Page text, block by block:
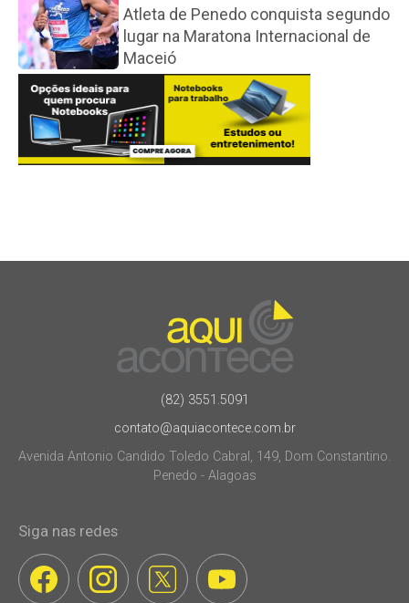
Atleta de Penedo conquista segundo
lugar na Maratona Internacional de
Maceió
(82) 3551.5091
contato@aquiacontece.com.br
Avenida Antonio Candido Toledo Cabral, 149, Dom Constantino.
Penedo - Alagoas
Siga nas redes